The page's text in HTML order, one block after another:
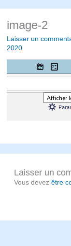
image-2
Laisser un
2020
Laisser un
Vous devezêtre